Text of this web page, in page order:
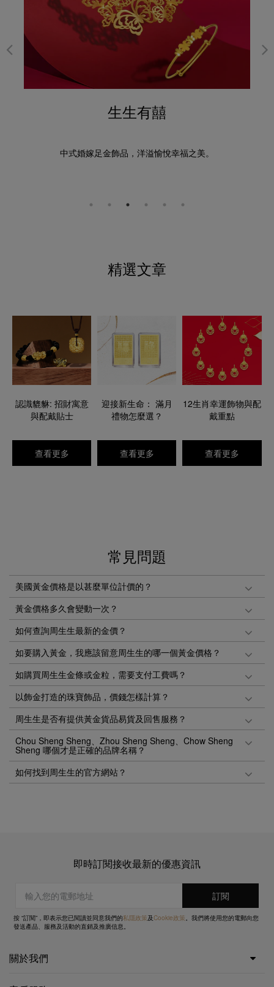
生生有囍
中式婚嫁足金飾品，洋溢愉悅幸福之美。
精選文章
認識貔貅: 招財寓意
與配戴貼士​
查看更多
迎接新生命： 滿月
禮物怎麼選？
查看更多
12生肖幸運飾物與配
戴重點
查看更多
常見問題
美國黃金價格是以甚麼單位計價的？
黃金價格多久會變動一次？
如何查詢周生生最新的金價？
如要購入黃金，我應該留意周生生的哪一個黃金價格？
如購買周生生金條或金粒，需要支付工費嗎？
以飾金打造的珠寶飾品，價錢怎樣計算？
周生生是否有提供黃金貨品易貨及回售服務？
Chou Sheng Sheng、Zhou Sheng Sheng、Chow Sheng
Sheng 哪個才是正確的品牌名稱？
如何找到周生生的官方網站？
即時訂閱接收最新的優惠資訊
按 “訂閱”，即表示您已閱讀並同意我們的私隱政策及Cookie政策 。我們將使用您的電郵向您
發送產品、服務及活動的直銷及推廣信息。
關於我們